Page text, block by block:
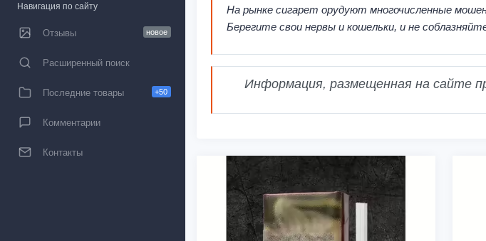
Навигация по сайту
Отзывы новое
Расширенный поиск
Последние товары +50
Комментарии
Контакты
На рынке сигарет орудуют многочисленные
Берегите свои нервы и кошельки, и не
Информация, размещенная на сайте